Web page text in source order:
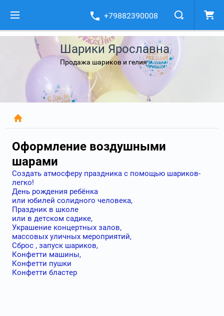
+79882390008
Шарики Ярославна
Продажа шариков и гелия
Оформление воздушными
шарами
Создать атмосферу праздника с помощью шариков-
легко!
День рождения ребёнка
или юбилей солидного человека,
Праздник в школе
или в детском садике,
Украшение концертных залов,
массовых уличных мероприятий,
Сброс , запуск шариков,
Конфетти машины,
Конфетти пушки
Конфетти бластер